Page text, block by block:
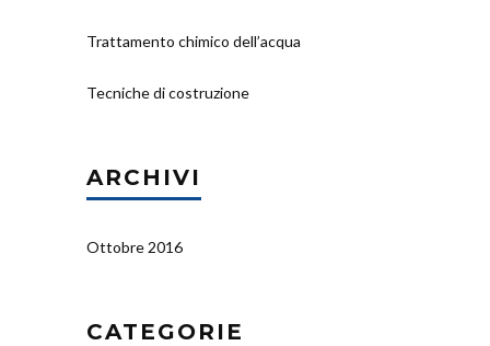
Trattamento chimico dell’acqua
Tecniche di costruzione
ARCHIVI
Ottobre 2016
CATEGORIE